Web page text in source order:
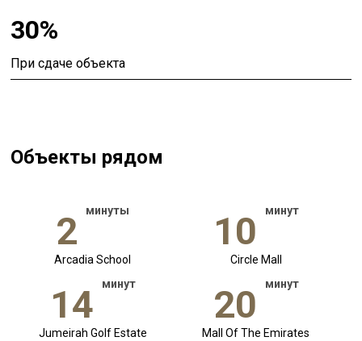
30%
При сдаче объекта
Объекты рядом
2 минуты
Arcadia School
10 минут
Circle Mall
14 минут
Jumeirah Golf Estate
20 минут
Mall Of The Emirates